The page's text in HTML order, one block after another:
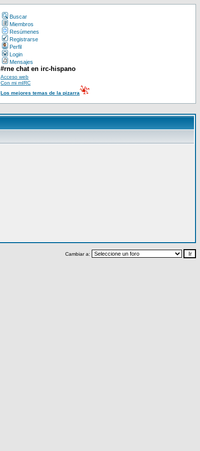
Buscar
Miembros
Resúmenes
Registrarse
Perfil
Login
Mensajes
#rne chat en irc-hispano
Acceso web
Con mi mIRC
Los mejores temas de la pizarra
Cambiar a: